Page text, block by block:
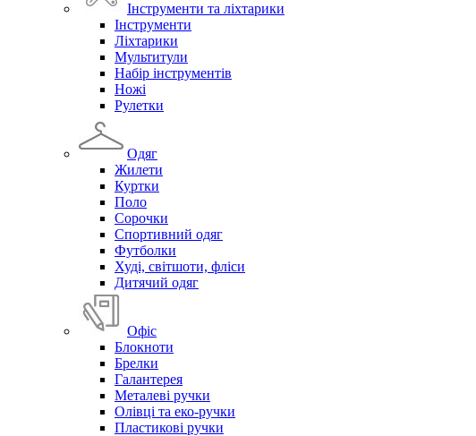
Інструменти та ліхтарики
Інструменти
Ліхтарики
Мультитули
Набір інструментів
Ножі
Рулетки
Одяг
Жилети
Куртки
Поло
Сорочки
Спортивний одяг
Футболки
Худі, світшоти, фліси
Дитячий одяг
Офіс
Блокноти
Брелки
Галантерея
Металеві ручки
Олівці та еко-ручки
Пластикові ручки